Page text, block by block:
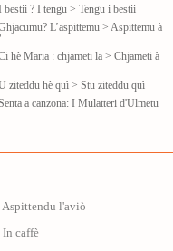
? I tengu > Tengu i bestii
L’aspittemu > Aspittemu à
hè Maria : chjameti la > Chjameti à
ziteddu hè quì > Stu ziteddu quì
a canzona: I Mulatteri d'Ulmetu
l'aviò
caffè